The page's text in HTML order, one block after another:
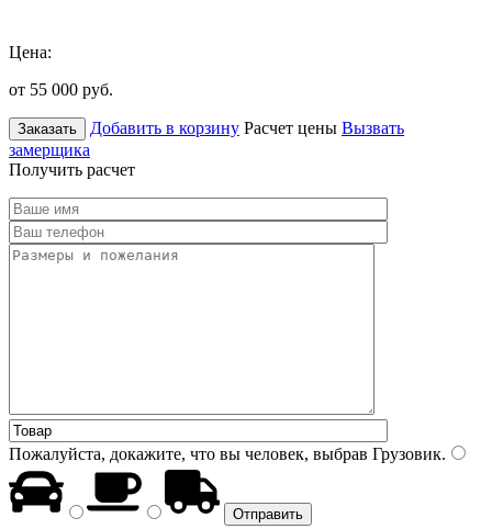
Цена:
от 55 000 руб.
Заказать Добавить в корзину Расчет цены Вызвать
замерщика
Получить расчет
Пожалуйста, докажите, что вы человек, выбрав Грузовик.